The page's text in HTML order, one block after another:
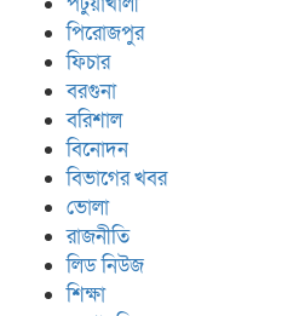
পিরোজপুর
ফিচার
বরগুনা
বরিশাল
বিনোদন
বিভাগের খবর
ভোলা
রাজনীতি
লিড নিউজ
শিক্ষা